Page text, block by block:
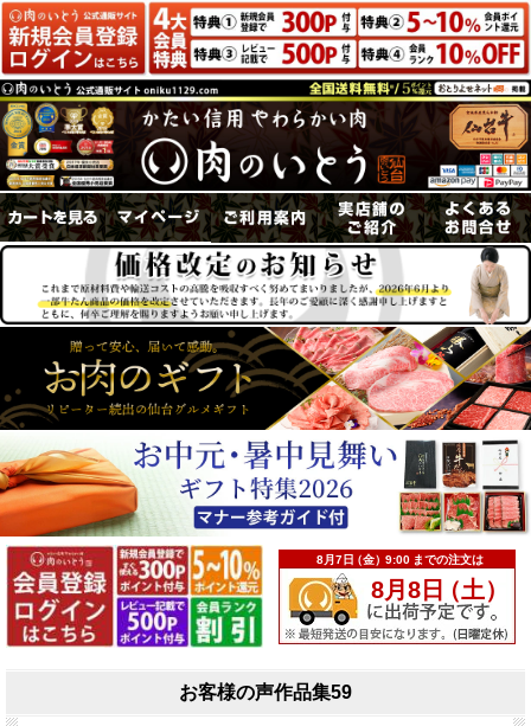
お客様の声作品集59